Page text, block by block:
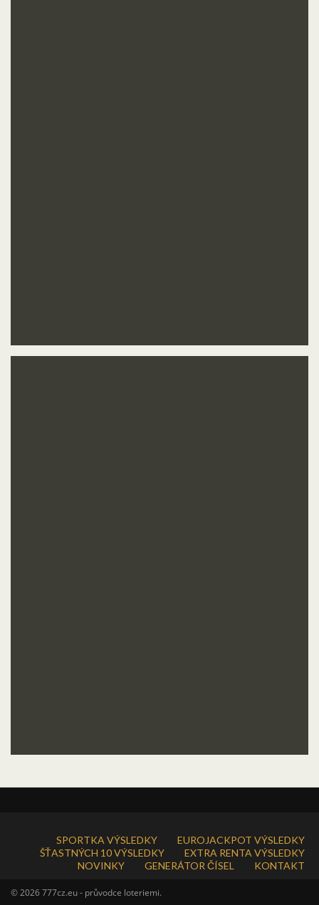
SPORTKA VÝSLEDKY
EUROJACKPOT VÝSLEDKY
ŠŤASTNÝCH 10 VÝSLEDKY
EXTRA RENTA VÝSLEDKY
NOVINKY
GENERÁTOR ČÍSEL KONTAKT
© 2026 777cz.eu - průvodce loteriemi.